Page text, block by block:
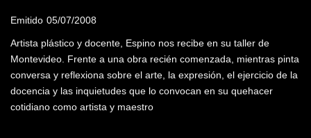
Emitido 05/07/2008
Artista plástico y docente, Espino nos recibe en su taller de
Montevideo. Frente a una obra recién comenzada, mientras pinta
conversa y reflexiona sobre el arte, la expresión, el ejercicio de la
docencia y las inquietudes que lo convocan en su quehacer
cotidiano como artista y maestro